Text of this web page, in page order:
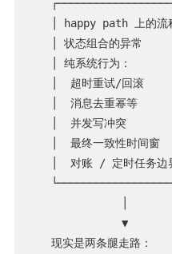
│ happy path 上的流
│ 状态组合的异常
│ 纯系统行为：
│  超时重试/回滚
│  消息去重幂等
│  并发写冲突
│  最终一致性时间窗
│  对账 / 定时任务
              ▼
   现实是两条腿走路：